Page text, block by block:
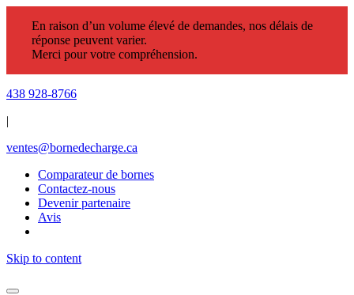
En raison d’un volume élevé de demandes, nos délais de
réponse peuvent varier.
Merci pour votre compréhension.
438 928-8766
|
ventes@bornedecharge.ca
Comparateur de bornes
Contactez-nous
Devenir partenaire
Avis
Skip to content